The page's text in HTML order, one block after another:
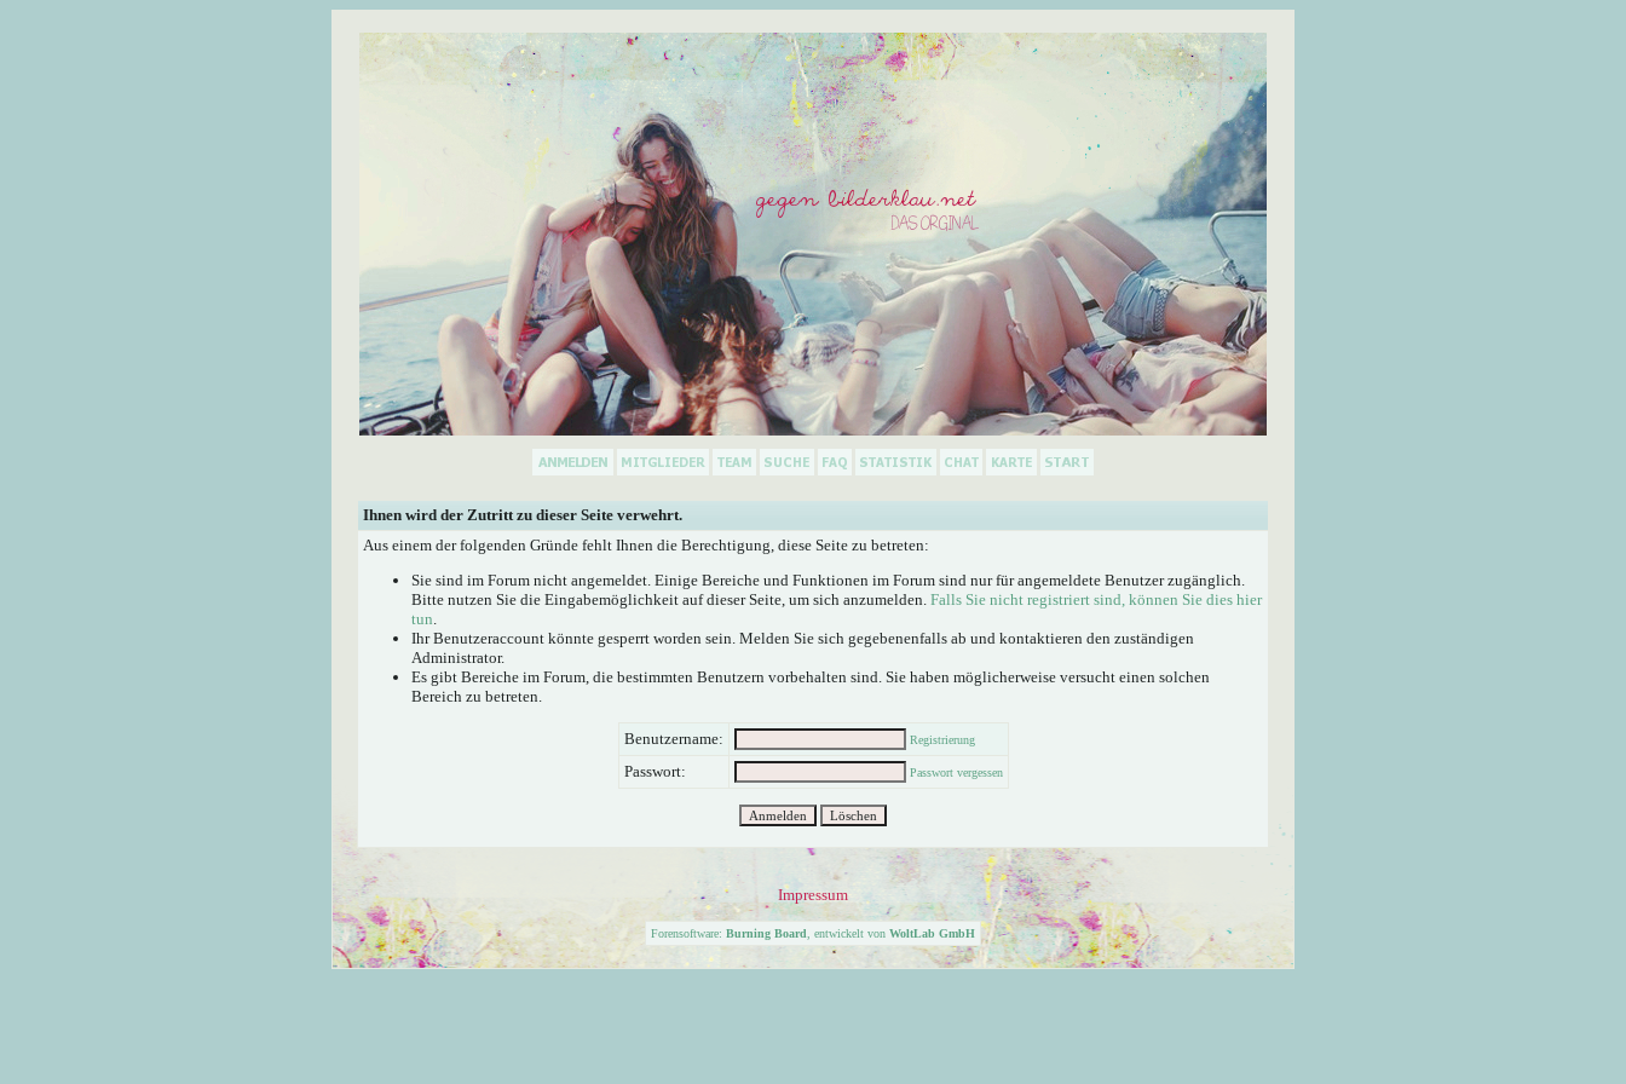
Ihnen wird der Zutritt zu dieser Seite verwehrt.
Aus einem der folgenden Gründe fehlt Ihnen die Berechtigung, diese Seite zu betreten:
Sie sind im Forum nicht angemeldet. Einige Bereiche und Funktionen im Forum sind nur für angemeldete Benutzer zugänglich.
Bitte nutzen Sie die Eingabemöglichkeit auf dieser Seite, um sich anzumelden. Falls Sie nicht registriert sind, können Sie dies hier
tun.
Ihr Benutzeraccount könnte gesperrt worden sein. Melden Sie sich gegebenenfalls ab und kontaktieren den zuständigen
Administrator.
Es gibt Bereiche im Forum, die bestimmten Benutzern vorbehalten sind. Sie haben möglicherweise versucht einen solchen
Bereich zu betreten.
Benutzername: Registrierung
Passwort: Passwort vergessen
Impressum
Forensoftware: Burning Board , entwickelt von WoltLab GmbH